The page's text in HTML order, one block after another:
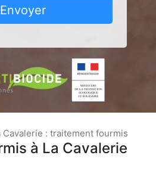
Envoyer
Cavalerie : traitement fourmis
à La Cavalerie